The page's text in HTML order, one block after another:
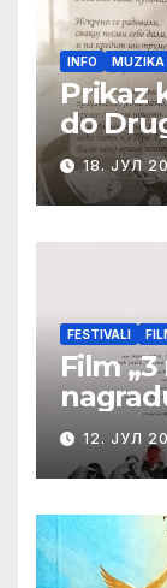
INFO MUZIKA
Prikaz
do
(bilo
(autor-
Botoš
18. ЈУЛ
FESTIVALI
Film
Label
u
12. ЈУЛ